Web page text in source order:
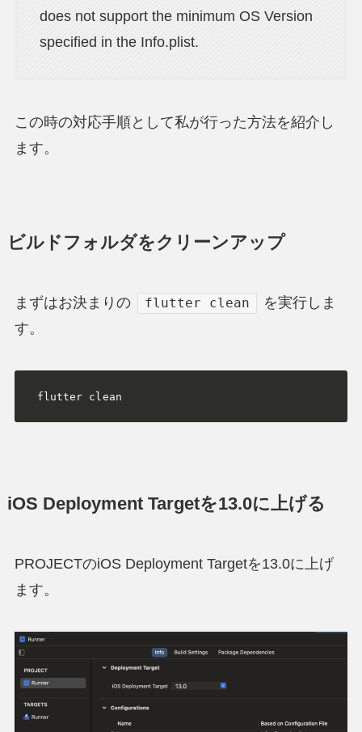
does not support the minimum OS Version
specified in the Info.plist.
この時の対応手順として私が行った方法を紹介し
ます。
ビルドフォルダをクリーンアップ
まずはお決まりの flutter clean
を実行しま
す。
flutter clean
iOS Deployment Targetを13.0に上げる
PROJECTのiOS Deployment Targetを13.0に上げ
ます。